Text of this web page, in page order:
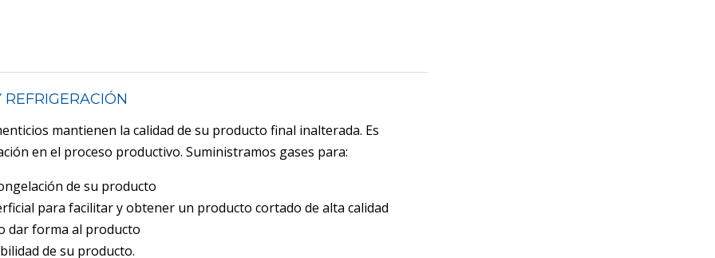
mantienen la calidad de su producto final inalterada. Es
en el proceso productivo. Suministramos gases para:
de su producto
para facilitar y obtener un producto cortado de alta calidad
dar forma al producto
de su producto.